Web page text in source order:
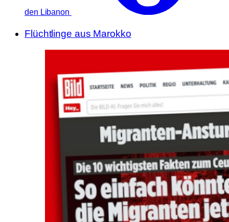
den Libanon
Flüchtlinge aus Marokko